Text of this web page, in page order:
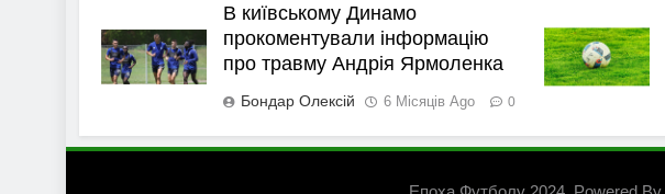
В київському Динамо
прокоментували інформацію
про травму Андрія Ярмоленка
Бондар Олексій 6 Місяців Ago 0